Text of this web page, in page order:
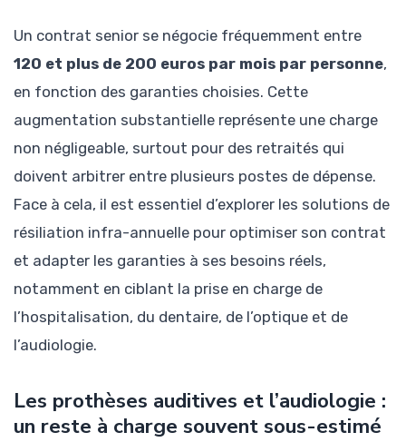
Un contrat senior se négocie fréquemment entre
120 et plus de 200 euros par mois par personne,
en fonction des garanties choisies. Cette
augmentation substantielle représente une charge
non négligeable, surtout pour des retraités qui
doivent arbitrer entre plusieurs postes de dépense.
Face à cela, il est essentiel d’explorer les solutions de
résiliation infra-annuelle pour optimiser son contrat
et adapter les garanties à ses besoins réels,
notamment en ciblant la prise en charge de
l’hospitalisation, du dentaire, de l’optique et de
l’audiologie.
Les prothèses auditives et l’audiologie :
un reste à charge souvent sous-estimé